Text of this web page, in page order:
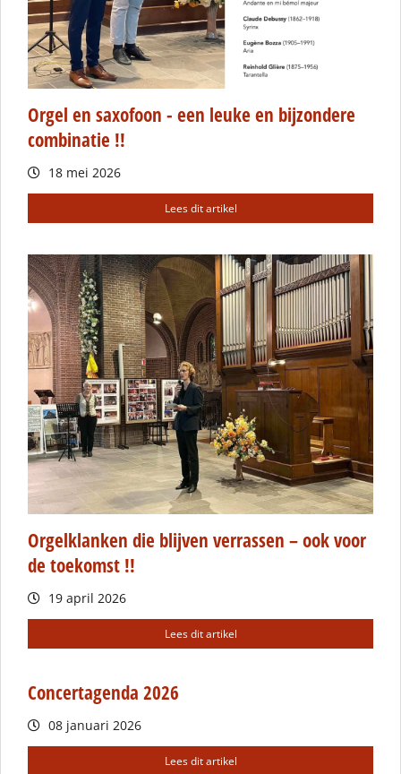
Orgel en saxofoon - een leuke en bijzondere
combinatie !!
18 mei 2026
Lees dit artikel
Orgelklanken die blijven verrassen – ook voor
de toekomst !!
19 april 2026
Lees dit artikel
Concertagenda 2026
08 januari 2026
Lees dit artikel